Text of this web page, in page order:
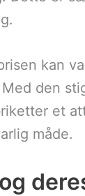
kan
den
et
måde.